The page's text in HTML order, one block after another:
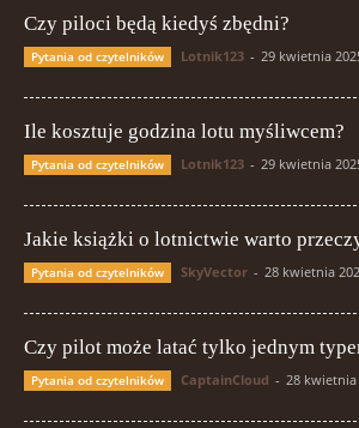
Czy piloci będą kiedyś zbędni?
Pytania od czytelników Lotnik123 - 29 kwietnia
Ile kosztuje godzina lotu myśliwcem?
Pytania od czytelników Lotnik123 - 29 kwietnia
Jakie książki o lotnictwie warto
Pytania od czytelników SkyVector - 28 kwietnia
Czy pilot może latać tylko jednym
Pytania od czytelników CaptainCloud - 28 kwietnia